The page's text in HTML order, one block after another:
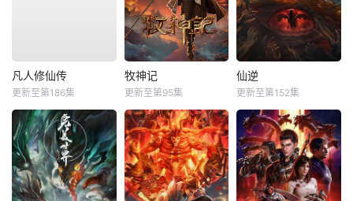
凡人修仙传
更新至第186集
牧神记
更新至第95集
仙逆
更新至第152集